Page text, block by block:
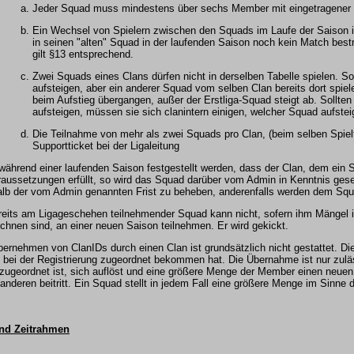
Jeder Squad muss mindestens über sechs Member mit
Ein Wechsel von Spielern zwischen den Squads im Laufe der Saison
in seinen "alten" Squad in der laufenden Saison noch kein Match
gilt §13 entsprechend.
Zwei Squads eines Clans dürfen nicht in derselben Tabelle spielen.
aufsteigen, aber ein anderer Squad vom selben Clan bereits dort
beim Aufstieg übergangen, außer der Erstliga-Squad steigt ab.
aufsteigen, müssen sie sich clanintern einigen, welcher Squad
Die Teilnahme von mehr als zwei Squads pro Clan, (beim selben
Supportticket bei der Ligaleitung
einer laufenden Saison festgestellt werden, dass der Clan, dem ein
erfüllt, so wird das Squad darüber vom Admin in Kenntnis
der vom Admin genannten Frist zu beheben, anderenfalls werden dem
am Ligageschehen teilnehmender Squad kann nicht, sofern ihm Mängel
sind, an einer neuen Saison teilnehmen. Er wird gekickt.
von ClanIDs durch einen Clan ist grundsätzlich nicht gestattet.
bei der Registrierung zugeordnet bekommen hat. Die Übernahme ist nur
ist, sich auflöst und eine größere Menge der Member einen
beitritt. Ein Squad stellt in jedem Fall eine größere Menge im Sinne
Zeitrahmen